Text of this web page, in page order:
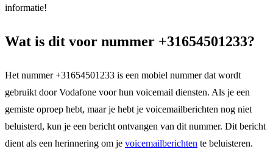
informatie!
Wat is dit voor nummer +31654501233?
Het nummer +31654501233 is een mobiel nummer dat wordt
gebruikt door Vodafone voor hun voicemail diensten. Als je een
gemiste oproep hebt, maar je hebt je voicemailberichten nog niet
beluisterd, kun je een bericht ontvangen van dit nummer. Dit bericht
dient als een herinnering om je voicemailberichten te beluisteren.